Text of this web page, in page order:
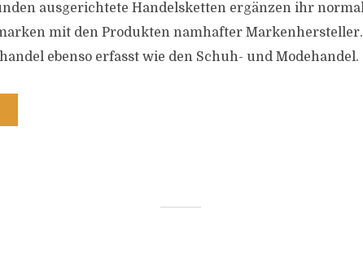
ausgerichtete Handelsketten ergänzen ihr
mit den Produkten namhafter
ebenso erfasst wie den Schuh- und Modehandel.